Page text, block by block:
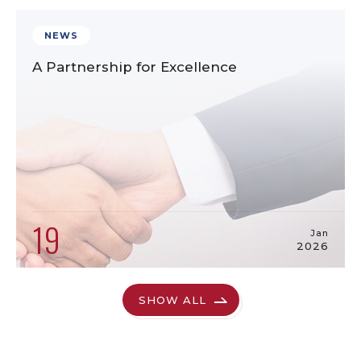
NEWS
A Partnership for Excellence
19 Jan
2026
SHOW ALL